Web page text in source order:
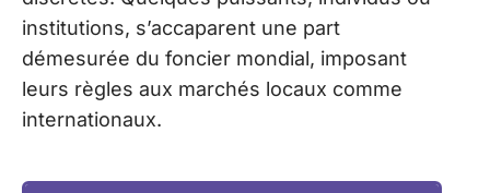
institutions, s’accaparent une part
démesurée du foncier mondial, imposant
leurs règles aux marchés locaux comme
internationaux.